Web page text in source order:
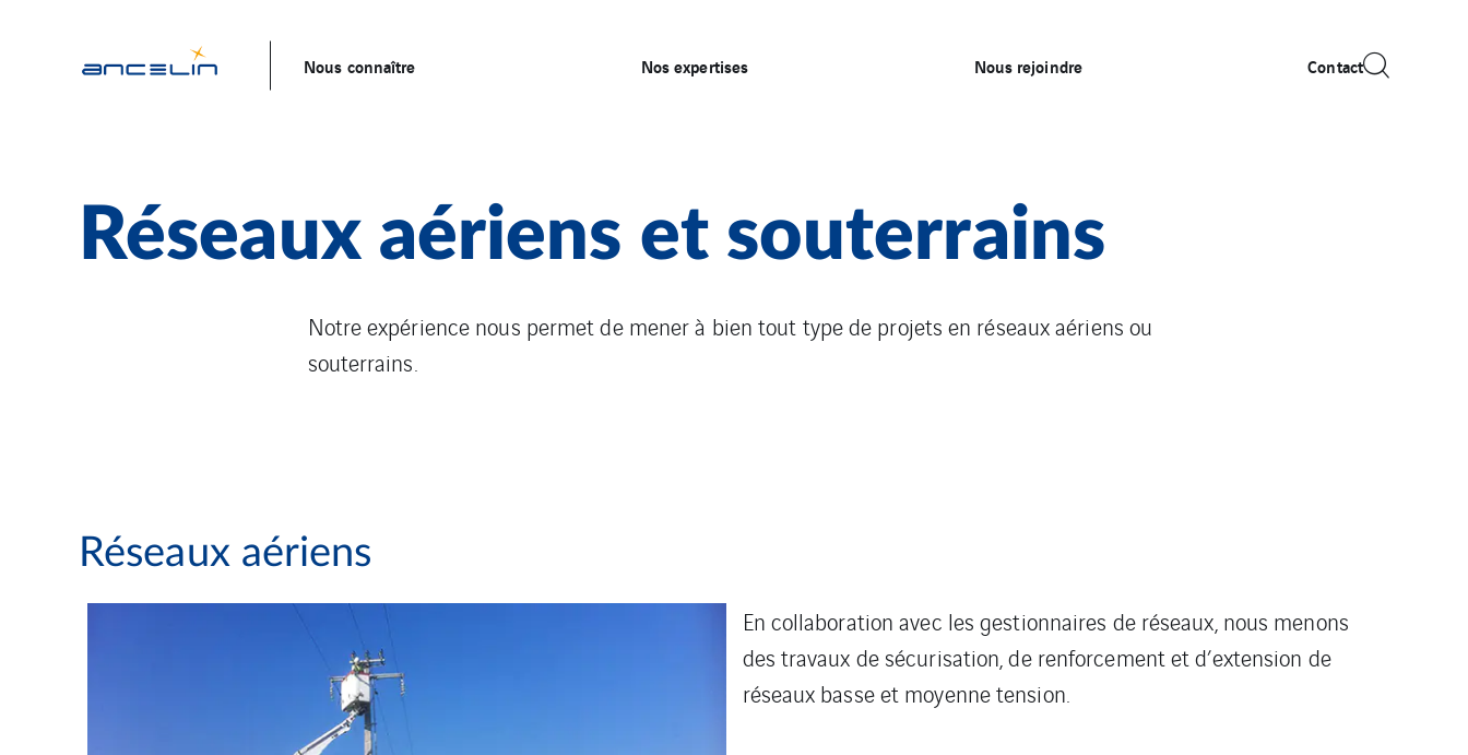
Nous connaître Nos expertises Nous rejoindre Contact
Réseaux aériens et souterrains
Notre expérience nous permet de mener à bien tout type de projets en réseaux aériens ou
souterrains.
Réseaux aériens
En collaboration avec les gestionnaires de réseaux, nous menons
des travaux de sécurisation, de renforcement et d’extension de
réseaux basse et moyenne tension.